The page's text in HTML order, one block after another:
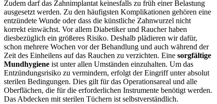
Zudem darf das Zahnimplantat keinesfalls zu früh einer Belastung
ausgesetzt werden. Zu den häufigsten Komplikationen gehören eine
entzündete Wunde oder dass die künstliche Zahnwurzel nicht
korrekt einwächst. Vor allem Diabetiker und Raucher haben
diesbezüglich ein größeres Risiko. Deshalb plädieren wir dafür,
schon mehrere Wochen vor der Behandlung und auch während der
Zeit des Einheilens auf das Rauchen zu verzichten. Eine sorgfältige
Mundhygiene ist unter allen Umständen einzuhalten. Um das
Entzündungsrisiko zu vermindern, erfolgt der Eingriff unter absolut
sterilen Bedingungen. Dies gilt für das Operationsareal und alle
Oberflächen, die für die erforderlichen Instrumente benötigt werden.
Das Abdecken mit sterilen Tüchern ist selbstverständlich.